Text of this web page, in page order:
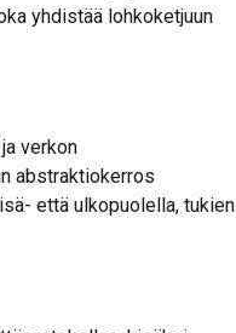
yhdistää lohkoketjuun
verkon
abstraktiokerros
että ulkopuolella, tukien